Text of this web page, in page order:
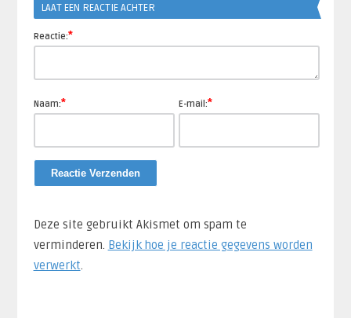
LAAT EEN REACTIE ACHTER
Reactie:*
Naam:* E-mail:*
Deze site gebruikt Akismet om spam te
verminderen. Bekijk hoe je reactie gegevens worden
verwerkt.